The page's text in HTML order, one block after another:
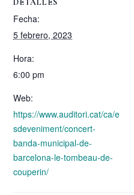
DETALLES
Fecha:
5 febrero, 2023
Hora:
6:00 pm
Web:
https://www.auditori.cat/ca/e
sdeveniment/concert-
banda-municipal-de-
barcelona-le-tombeau-de-
couperin/